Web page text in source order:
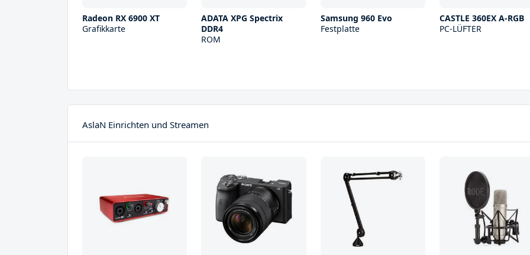
Radeon RX 6900 XT
Grafikkarte
ADATA XPG Spectrix
DDR4
ROM
Samsung 960 Evo
Festplatte
CASTLE 360EX A-RGB
PC-LÜFTER
AslaN Einrichten und Streamen